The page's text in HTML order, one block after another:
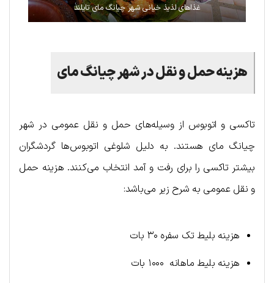
غذاهای لذیذ خیانی شهر چیانگ مای تایلند
هزینه حمل و نقل در شهر چیانگ مای
تاکسی و اتوبوس از وسیله‌های حمل و نقل عمومی در شهر
چیانگ مای هستند. به دلیل شلوغی اتوبوس‌ها گردشگران
بیشتر تاکسی را برای رفت و آمد انتخاب می‌کنند. هزینه حمل
و نقل عمومی به شرح زیر می‌باشد:
هزینه بلیط تک سفره ۳۰ بات
هزینه بلیط ماهانه ۱۰۰۰ بات